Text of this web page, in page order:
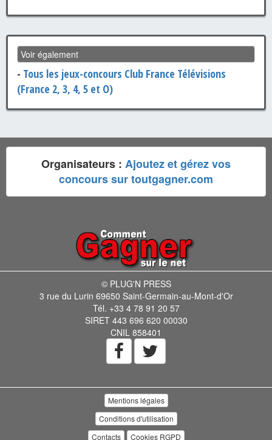
Voir également
- Tous les jeux-concours Club France Télévisions
(France 2, 3, 4, 5 et O)
Organisateurs : Ajoutez et gérez vos
concours sur toutgagner.com
© PLUG'N PRESS
3 rue du Lurin 69650 Saint-Germain-au-Mont-d'Or
Tél. +33 4 78 91 20 57
SIRET 443 696 620 00030
CNIL 858401
Mentions légales
Conditions d'utilisation
Contacts
Cookies RGPD